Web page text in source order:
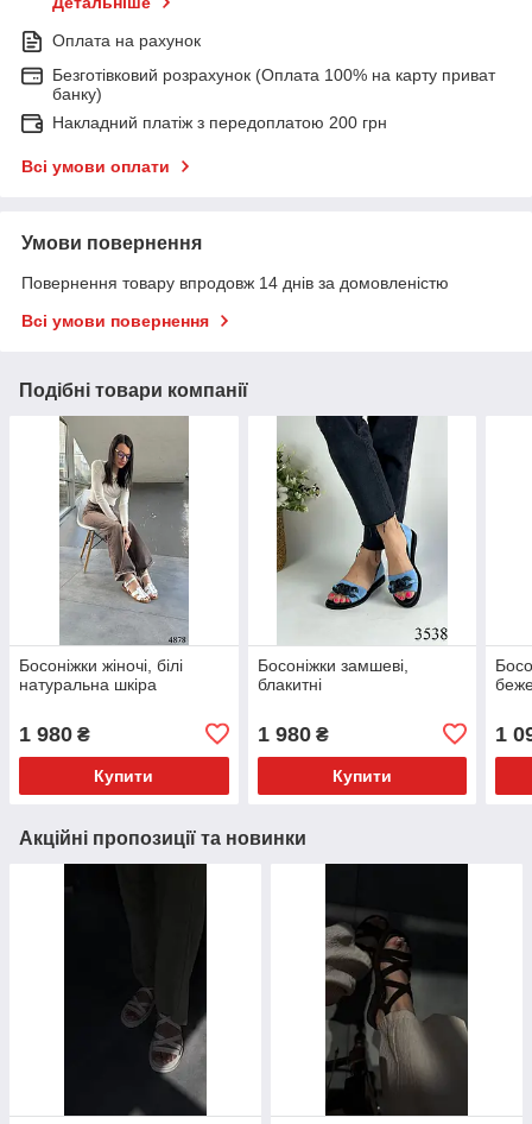
Оплата на рахунок
Безготівковий розрахунок (Оплата 100% на карту приват
банку)
Накладний платіж з передоплатою 200 грн
Всі умови оплати
Умови повернення
Повернення товару впродовж 14 днів за домовленістю
Всі умови повернення
Подібні товари компанії
Босоніжки жіночі, білі
натуральна шкіра
1 980 ₴
Купити
Босоніжки замшеві,
блакитні
1 980₴
Купити
1
Акційні пропозиції та новинки